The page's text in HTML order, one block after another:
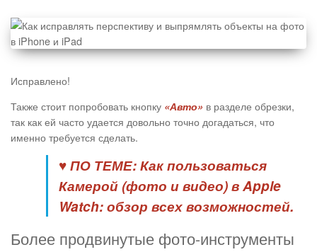
Исправлено!
Также стоит попробовать кнопку «Авто» в разделе обрезки,
так как ей часто удается довольно точно догадаться, что
именно требуется сделать.
♥ ПО ТЕМЕ:Как пользоваться
Камерой (фото и видео) в Apple
Watch: обзор всех возможностей.
Более продвинутые фото-инструменты